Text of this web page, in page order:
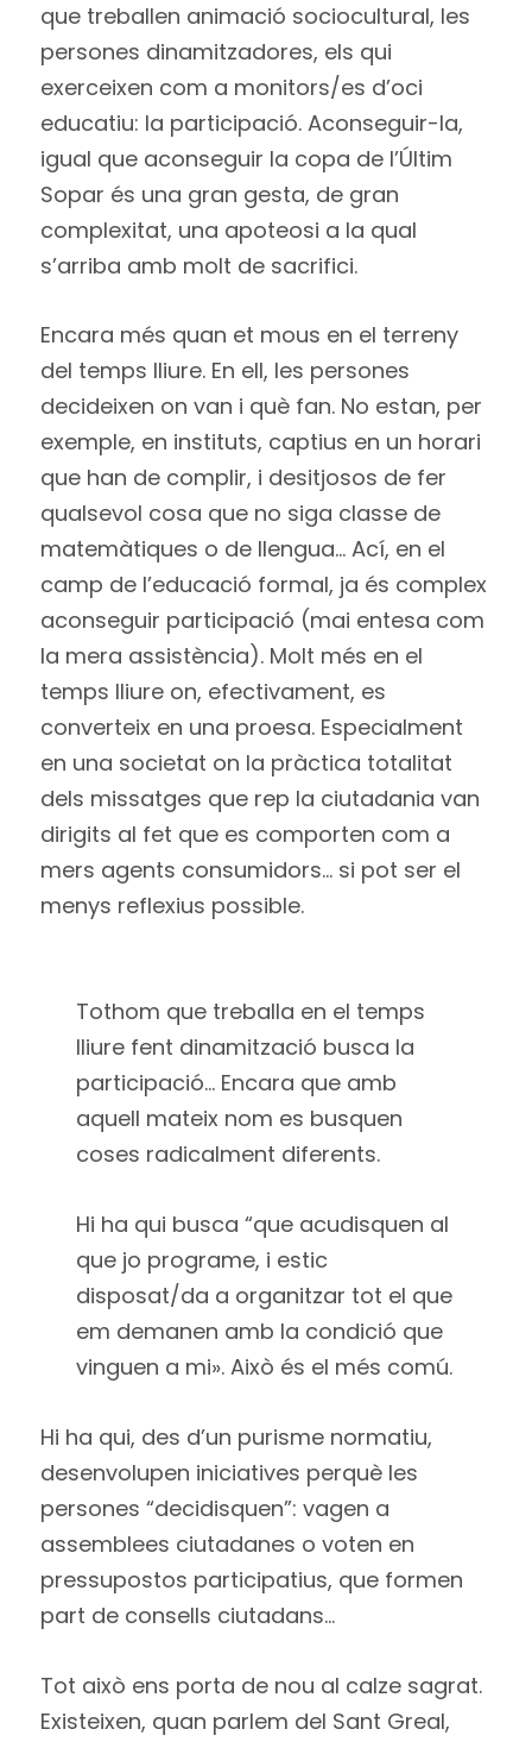
que treballen animació sociocultural, les
persones dinamitzadores, els qui
exerceixen com a monitors/es d’oci
educatiu: la participació. Aconseguir-la,
igual que aconseguir la copa de l’Últim
Sopar és una gran gesta, de gran
complexitat, una apoteosi a la qual
s’arriba amb molt de sacrifici.
Encara més quan et mous en el terreny
del temps lliure. En ell, les persones
decideixen on van i què fan. No estan, per
exemple, en instituts, captius en un horari
que han de complir, i desitjosos de fer
qualsevol cosa que no siga classe de
matemàtiques o de llengua… Ací, en el
camp de l’educació formal, ja és complex
aconseguir participació (mai entesa com
la mera assistència). Molt més en el
temps lliure on, efectivament, es
converteix en una proesa. Especialment
en una societat on la pràctica totalitat
dels missatges que rep la ciutadania van
dirigits al fet que es comporten com a
mers agents consumidors… si pot ser el
menys reflexius possible.
Tothom que treballa en el temps
lliure fent dinamització busca la
participació… Encara que amb
aquell mateix nom es busquen
coses radicalment diferents.
Hi ha qui busca “que acudisquen al
que jo programe, i estic
disposat/da a organitzar tot el que
em demanen amb la condició que
vinguen a mi». Això és el més comú.
Hi ha qui, des d’un purisme normatiu,
desenvolupen iniciatives perquè les
persones “decidisquen”: vagen a
assemblees ciutadanes o voten en
pressupostos participatius, que formen
part de consells ciutadans…
Tot això ens porta de nou al calze sagrat.
Existeixen, quan parlem del Sant Greal,